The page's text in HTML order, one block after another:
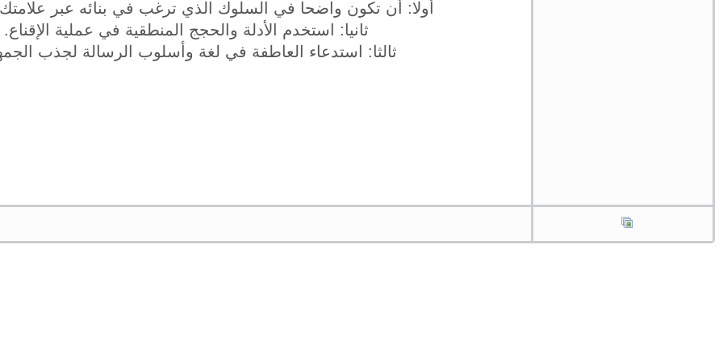
أولا: أن تكون واضحا في السلوك الذي ترغب في بنائه عبر علامتك
ثانيا: استخدم الأدلة والحجج المنطقية في عملية الإقناع.
ثالثا: استدعاء العاطفة في لغة وأسلوب الرسالة لجذب